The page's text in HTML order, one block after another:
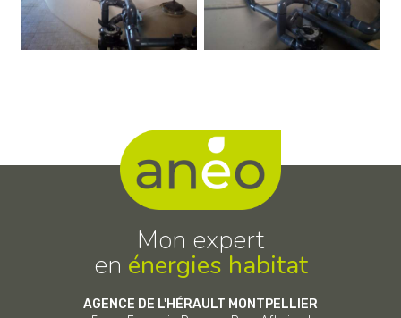
Mon expert
en énergies habitat
AGENCE DE L'HÉRAULT MONTPELLIER